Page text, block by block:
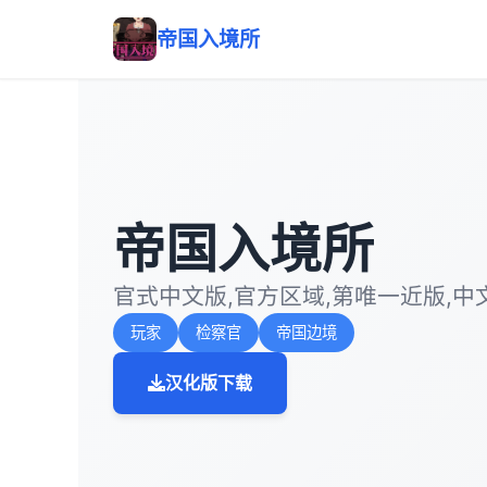
帝国入境所
帝国入境所
官式中文版,官方区域,第唯一近版,中
玩家 检察官 帝国边境
汉化版下载